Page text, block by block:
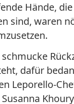
Hände,
sind, waren
schmucke
dafür
Leporello-